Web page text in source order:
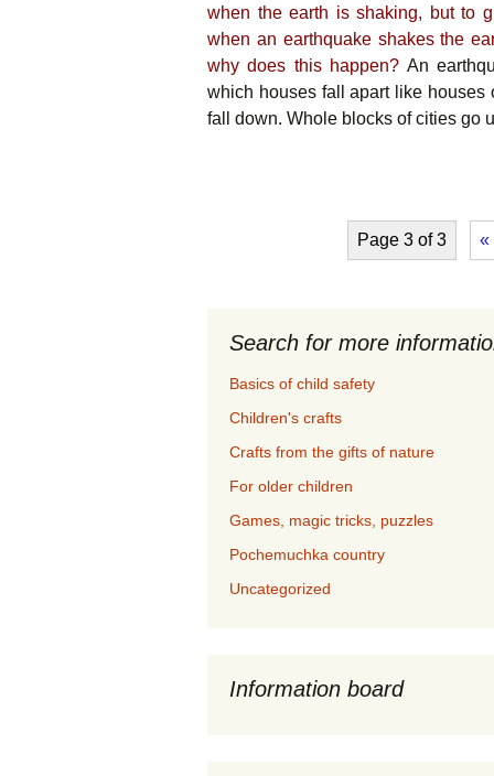
when the earth is shaking, but to
when an earthquake shakes the
why does this happen? An
which houses fall apart like houses
fall down. Whole blocks of cities go
Page 3 of 3 «
Search for more
Basics of child safety
Children's crafts
Crafts from the gifts of nature
For older children
Games, magic tricks, puzzles
Pochemuchka country
Uncategorized
Information board